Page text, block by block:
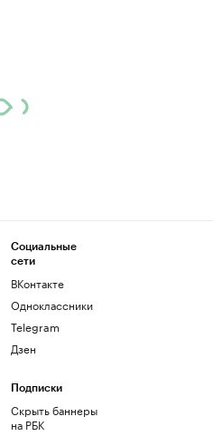
Социальные
сети
ВКонтакте
Одноклассники
Telegram
Дзен
Подписки
Скрыть баннеры
на РБК